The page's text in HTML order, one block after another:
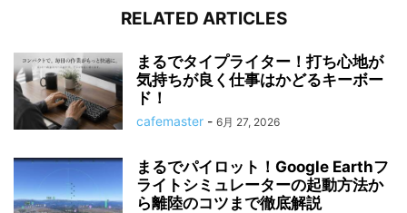
RELATED ARTICLES
まるでタイプライター！打ち心地が
気持ちが良く仕事はかどるキーボー
ド！
cafemaster - 6月 27, 2026
まるでパイロット！Google Earthフ
ライトシミュレーターの起動方法か
ら離陸のコツまで徹底解説